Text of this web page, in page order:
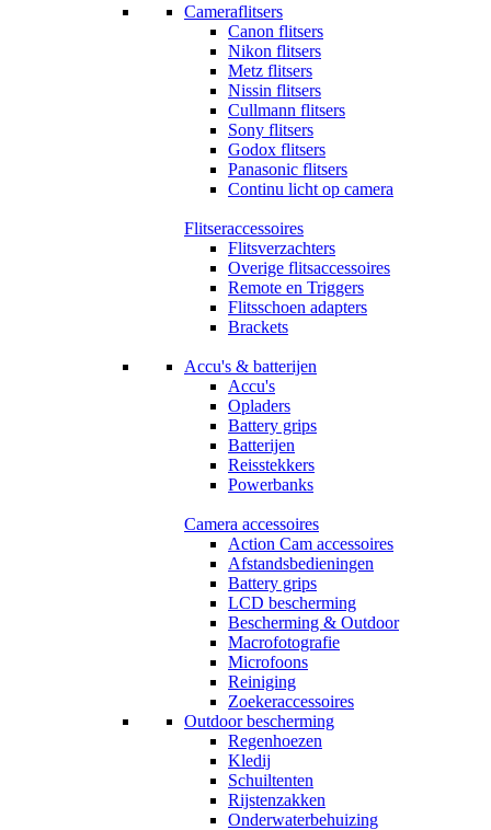
Cameraflitsers
Canon flitsers
Nikon flitsers
Metz flitsers
Nissin flitsers
Cullmann flitsers
Sony flitsers
Godox flitsers
Panasonic flitsers
Continu licht op camera
Flitseraccessoires
Flitsverzachters
Overige flitsaccessoires
Remote en Triggers
Flitsschoen adapters
Brackets
Accu's & batterijen
Accu's
Opladers
Battery grips
Batterijen
Reisstekkers
Powerbanks
Camera accessoires
Action Cam accessoires
Afstandsbedieningen
Battery grips
LCD bescherming
Bescherming & Outdoor
Macrofotografie
Microfoons
Reiniging
Zoekeraccessoires
Outdoor bescherming
Regenhoezen
Kledij
Schuiltenten
Rijstenzakken
Onderwaterbehuizing